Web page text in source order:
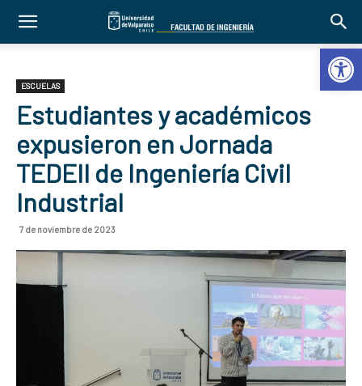
Abrir
ESCUELAS
Estudiantes y académicos
expusieron en Jornada
TEDEII de Ingeniería Civil
Industrial
7 de noviembre de 2023